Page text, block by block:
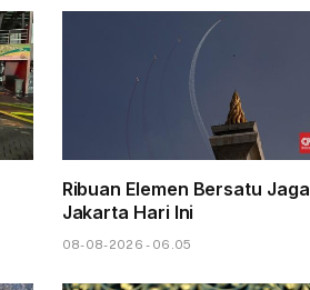
Ribuan Elemen Bersatu Jaga
Jakarta Hari Ini
08-08-2026 - 06.05